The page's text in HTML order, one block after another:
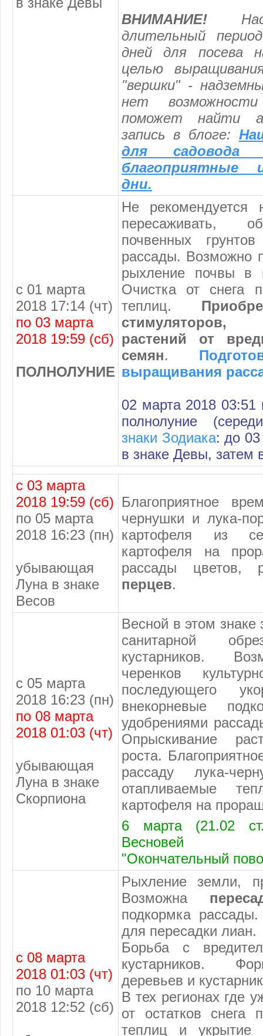
ВНИМАНИЕ!
длительный
дней для посева
целью
"вершки" -
нет
поможет найти
запись в блоге:
для
благоприятные
дни.
с 01 марта
2018 17:14 (чт)
по 03 марта
2018 19:59 (сб)
ПОЛНОЛУНИЕ
Не рекомендуется
пересаживать,
почвенных
рассады. Возможно
рыхление почвы в
Очистка от снега
теплиц.
растений от
семян.
выращивания
02 марта 2018 03:51
полнолуние
знаки Зодиака: до 03
в знаке Девы, затем
с 03 марта
2018 19:59 (сб)
по 05 марта
2018 16:23 (пн)
убывающая
Луна в знаке
Весов
Благоприятное
чернушки и лука-
картофеля из
картофеля на
рассады цветов,
перцев.
с 05 марта
2018 16:23 (пн)
по 08 марта
2018 01:03 (чт)
убывающая
Луна в знаке
Скорпиона
Весной в этом
санитарной
кустарников.
черенков
последующего
внекорневые
удобрениями
Опрыскивание
роста.
рассаду лука-
отапливаемые
картофеля на
6 марта (21.02
Весновей
"Окончательный
с 08 марта
2018 01:03 (чт)
по 10 марта
2018 12:52 (сб)
Рыхление земли,
Возможна
подкормка
для пересадки лиан.
Борьба с
кустарников.
деревьев и
В тех регионах где
от остатков снега
теплиц и укрытие